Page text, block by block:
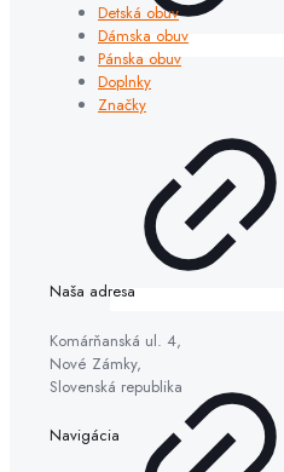
Detská obuv
Dámska obuv
Pánska obuv
Doplnky
Značky
Naša adresa
Komárňanská ul. 4,
Nové Zámky,
Slovenská republika
Navigácia